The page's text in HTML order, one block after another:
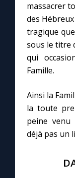
Le site internet
Questions-
Prier au
Avec Thérèse
L'Évangile
massacrer
des
tragique
sous le titre
qui
Famille.
Ainsi la
la toute
peine venu
déjà pas un